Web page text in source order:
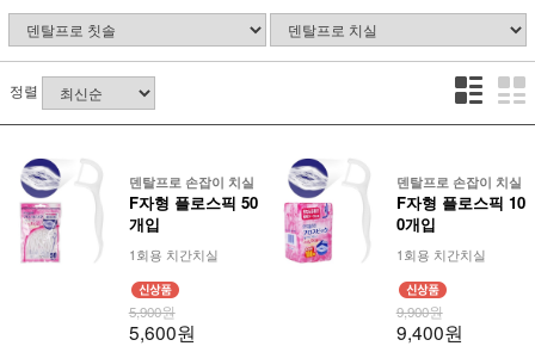
정렬
덴탈프로 손잡이 치실
F자형 플로스픽 50
개입
1회용 치간치실
5,900원
5,600원
덴탈프로 손잡이 치실
F자형 플로스픽 10
0개입
1회용 치간치실
9,900원
9,400원